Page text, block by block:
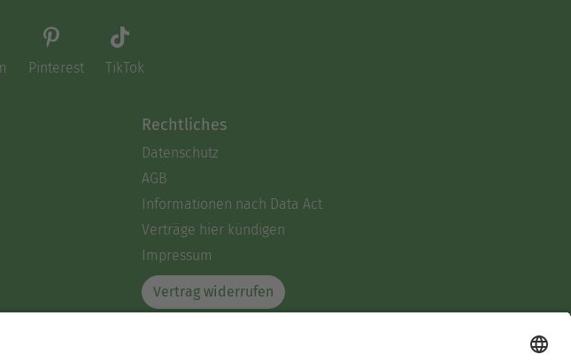
Pinterest TikTok
Rechtliches
Datenschutz
AGB
Informationen nach Data Act
Verträge hier kündigen
Impressum
Vertrag widerrufen